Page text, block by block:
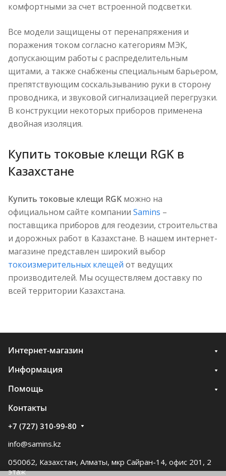
комфортными за счет встроенной подсветки.
Все модели защищены от перенапряжения и
поражения током согласно категориям МЭК,
допускающим работы с распределительным
щитами, а также снабжены специальным барьером,
препятствующим соскальзыванию руки в сторону
проводника, и звуковой сигнализацией перегрузки.
В конструкции некоторых приборов применена
двойная изоляция.
Купить токовые клещи RGK в
Казахстане
Купить токовые клещи RGK можно на
официальном сайте компании Samins –
поставщика приборов для геодезии, строительства
и дорожных работ в Казахстане. В нашем интернет-
магазине представлен широкий выбор
токоизмерительных клещей от ведущих
производителей. Мы осуществляем доставку по
всей территории Казахстана.
Интернет-магазин
Информация
Помощь
Контакты
+7 (727) 310-99-80
info@samins.kz
050062, Казахстан, Алматы, мкр Сайран-14, офис 201, 2
этаж